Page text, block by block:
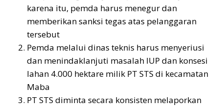
karena itu, pemda harus menegur dan
memberikan sanksi tegas atas pelanggaran
tersebut
Pemda melalui dinas teknis harus menyeriusi
dan menindaklanjuti masalah IUP dan konsesi
lahan 4.000 hektare milik PT STS di kecamatan
Maba
PT STS diminta secara konsisten melaporkan